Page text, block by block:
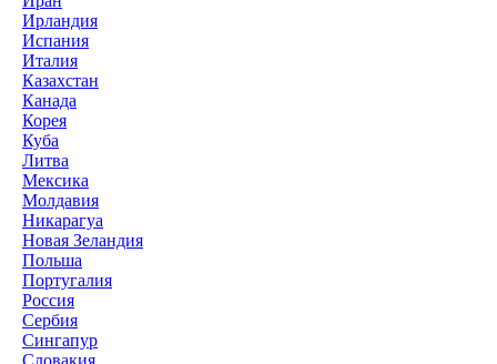
Ирландия
Испания
Италия
Казахстан
Канада
Корея
Куба
Литва
Мексика
Молдавия
Никарагуа
Новая Зеландия
Польша
Португалия
Россия
Сербия
Сингапур
Словакия